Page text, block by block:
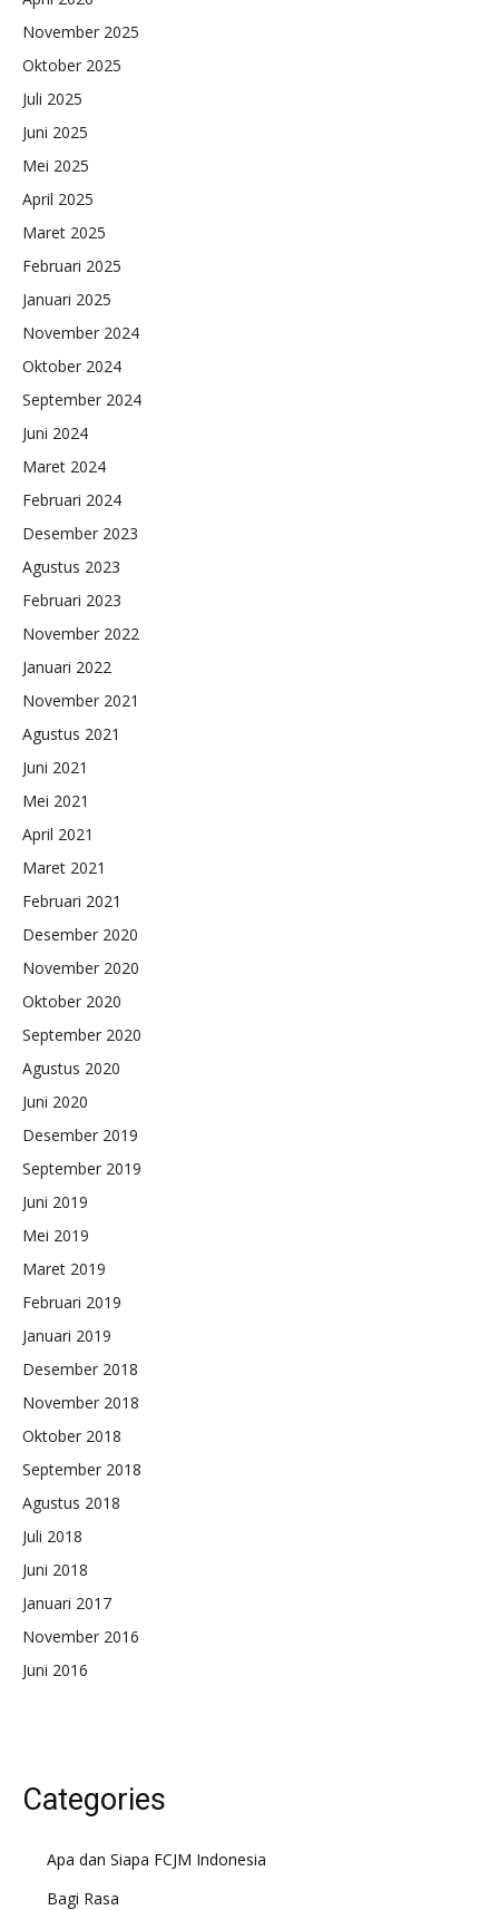
November 2025
Oktober 2025
Juli 2025
Juni 2025
Mei 2025
April 2025
Maret 2025
Februari 2025
Januari 2025
November 2024
Oktober 2024
September 2024
Juni 2024
Maret 2024
Februari 2024
Desember 2023
Agustus 2023
Februari 2023
November 2022
Januari 2022
November 2021
Agustus 2021
Juni 2021
Mei 2021
April 2021
Maret 2021
Februari 2021
Desember 2020
November 2020
Oktober 2020
September 2020
Agustus 2020
Juni 2020
Desember 2019
September 2019
Juni 2019
Mei 2019
Maret 2019
Februari 2019
Januari 2019
Desember 2018
November 2018
Oktober 2018
September 2018
Agustus 2018
Juli 2018
Juni 2018
Januari 2017
November 2016
Juni 2016
Categories
Apa dan Siapa FCJM Indonesia
Bagi Rasa